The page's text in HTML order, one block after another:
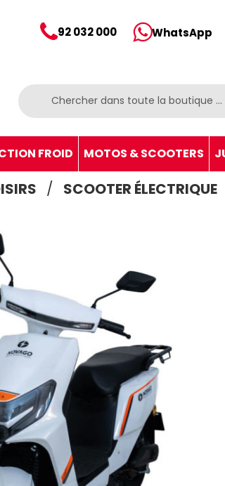
92 032 000 WhatsApp
FROID MOTOS & SCOOTERS
SCOOTER ÉLECTRIQUE